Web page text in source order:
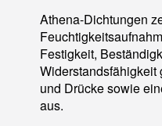
Athena-Dichtungen
Festigkeit,
Widerstandsfähigkeit
und Drücke sowie
aus.